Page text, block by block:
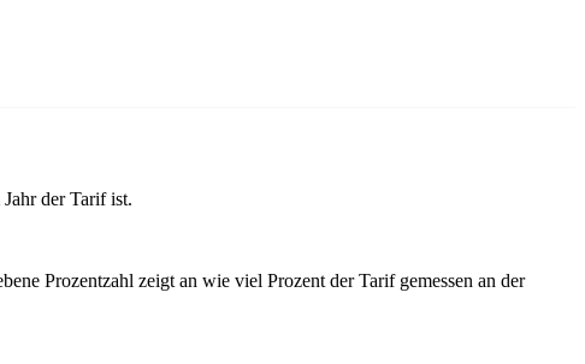
der Tarif ist.
Prozentzahl zeigt an wie viel Prozent der Tarif gemessen an der